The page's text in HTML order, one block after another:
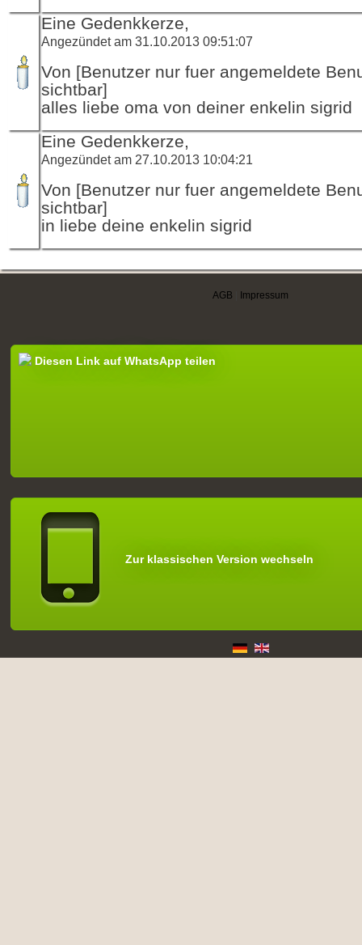
Eine Gedenkkerze,
Angezündet am 31.10.2013 09:51:07
Von [Benutzer nur fuer angemeldete
sichtbar]
alles liebe oma von deiner enkelin sigrid
Eine Gedenkkerze,
Angezündet am 27.10.2013 10:04:21
Von [Benutzer nur fuer angemeldete
sichtbar]
in liebe deine enkelin sigrid
AGB Impressum
Diesen Link auf WhatsApp teilen
Zur klassischen Version wechseln